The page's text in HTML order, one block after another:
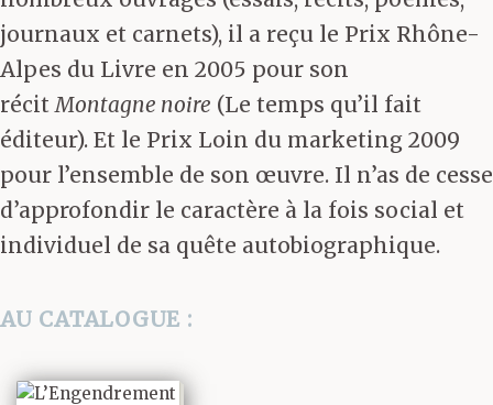
journaux et carnets), il a reçu le Prix Rhône-
Alpes du Livre en 2005 pour son
récitMontagne noire (Le temps qu’il fait
éditeur). Et le Prix Loin du marketing 2009
pour l’ensemble de son œuvre. Il n’as de cesse
d’approfondir le caractère à la fois social et
individuel de sa quête autobiographique.
AU CATALOGUE :